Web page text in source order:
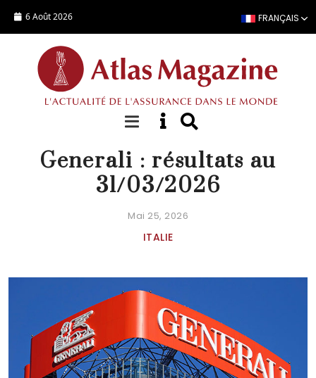
6 Août 2026 FRANÇAIS
ACTUALITÉ
Generali : résultats au
31/03/2026
Mai 25, 2026
ITALIE